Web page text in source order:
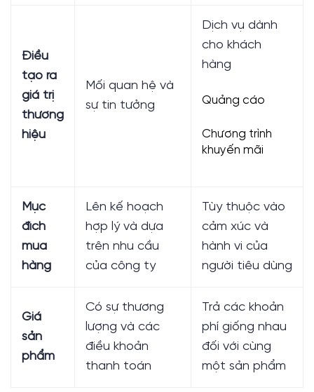
Điều
tạo ra
giá trị
thương
hiệu
Mối quan hệ và
sự tin tưởng
Dịch vụ dành
cho khách
hàng
Quảng cáo
Chương trình
khuyến mãi
Mục
đích
mua
hàng
Lên kế hoạch
hợp lý và dựa
trên nhu cầu
của công ty
Tùy thuộc vào
cảm xúc và
hành vi của
người tiêu dùng
Giá
sản
phẩm
Có sự thương
lượng và các
điều khoản
thanh toán
Trả các khoản
phí giống nhau
đối với cùng
một sản phẩm